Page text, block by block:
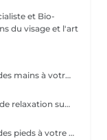
et Bio-
du visage et l'art
Faites vous plaisir en ajoutant ce massage des mains à votre prestation initiale
Pour des mains régénerées et un moment de relaxation supplémentaire , ajoutez ce petit plus à votre prestation initiale.
Faites vous plaisir en ajoutant ce massage des pieds à votre prestation initiale